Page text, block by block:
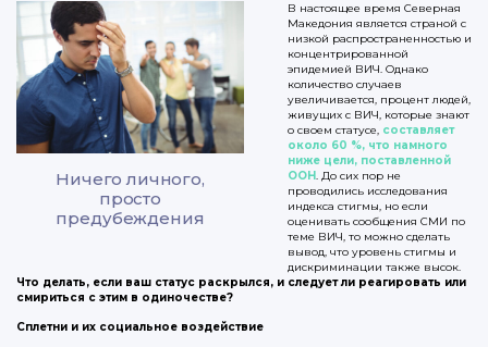
Ничего личного,
просто
предубеждения
В настоящее время Северная
Македония является страной с
низкой распространенностью и
концентрированной
эпидемией ВИЧ. Однако
количество случаев
увеличивается, процент людей,
живущих с ВИЧ, которые знают
о своем статусе, составляет
около 60 %, что намного
ниже цели, поставленной
ООН. До сих пор не
проводились исследования
индекса стигмы, но если
оценивать сообщения СМИ по
теме ВИЧ, то можно сделать
вывод, что уровень стигмы и
дискриминации также высок.
Что делать, если ваш статус раскрылся, и следует ли реагировать или
смириться с этим в одиночестве?
Сплетни и их социальное воздействие